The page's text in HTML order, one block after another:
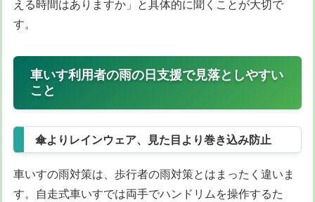
える時間はありますか」と具体的に聞くことが大切で
す。
車いす利用者の雨の日支援で見落としやすい
こと
傘よりレインウェア、見た目より巻き込み防止
車いすの雨対策は、歩行者の雨対策とはまったく違いま
す。自走式車いすでは両手でハンドリムを操作するた